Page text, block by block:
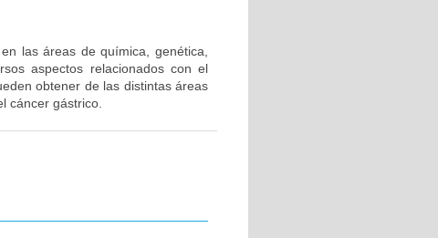
las áreas de química, genética,
aspectos relacionados con el
obtener de las distintas áreas
cáncer gástrico.